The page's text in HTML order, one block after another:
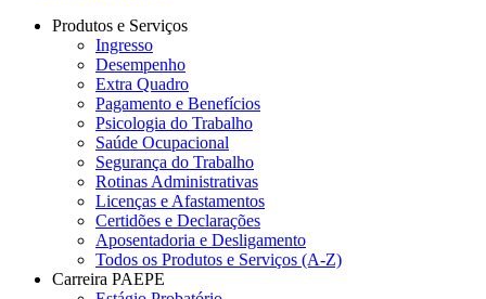
Produtos e Serviços
Ingresso
Desempenho
Extra Quadro
Pagamento e Benefícios
Psicologia do Trabalho
Saúde Ocupacional
Segurança do Trabalho
Rotinas Administrativas
Licenças e Afastamentos
Certidões e Declarações
Aposentadoria e Desligamento
Todos os Produtos e Serviços (A-Z)
Carreira PAEPE